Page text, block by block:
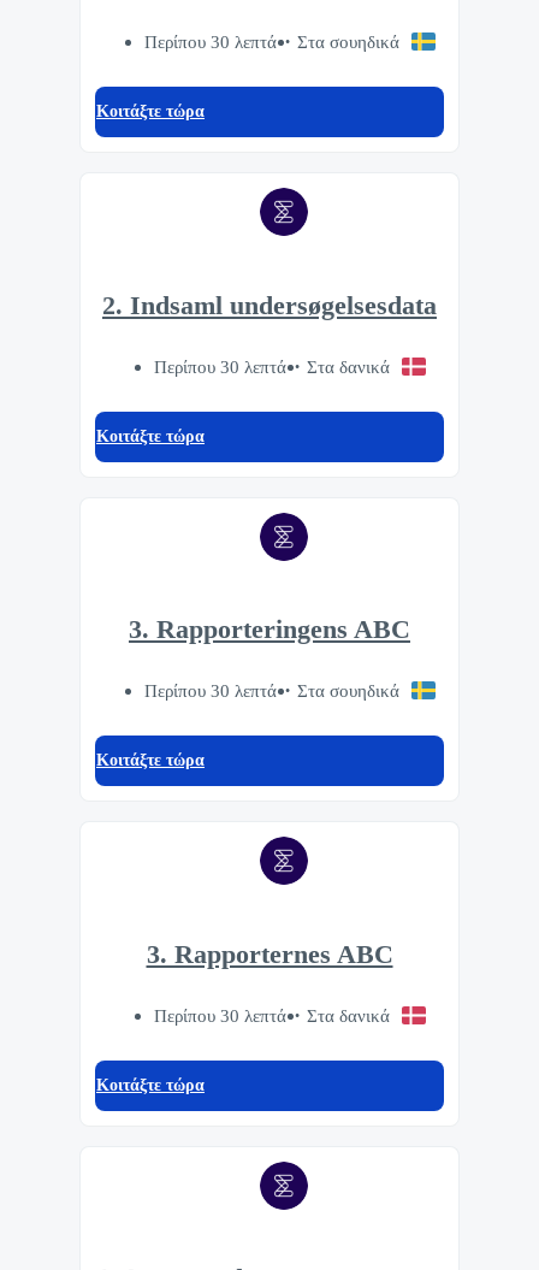
Περίπου 30 λεπτά Στα σουηδικά
Κοιτάξτε τώρα
2. Indsaml undersøgelsesdata
Περίπου 30 λεπτά Στα δανικά
Κοιτάξτε τώρα
3. Rapporteringens ABC
Περίπου 30 λεπτά Στα σουηδικά
Κοιτάξτε τώρα
3. Rapporternes ABC
Περίπου 30 λεπτά Στα δανικά
Κοιτάξτε τώρα